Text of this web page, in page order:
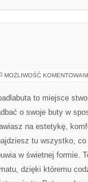
MOŻLIWOŚĆ
to miejsce
o swoje buty w
na estetykę,
tu wszystko,
w świetnej formie.
dzięki któremu